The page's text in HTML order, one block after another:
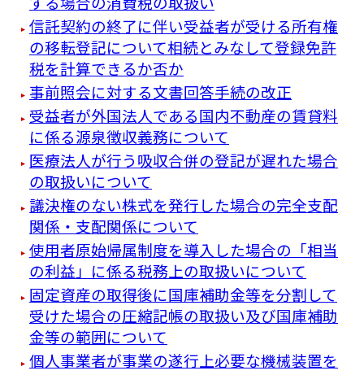
信託契約の終了に伴い受益者が受ける所有権
の移転登記について相続とみなして登録免許
税を計算できるか否か
事前照会に対する文書回答手続の改正
受益者が外国法人である国内不動産の賃貸料
に係る源泉徴収義務について
医療法人が行う吸収合併の登記が遅れた場合
の取扱いについて
議決権のない株式を発行した場合の完全支配
関係・支配関係について
使用者原始帰属制度を導入した場合の「相当
の利益」に係る税務上の取扱いについて
固定資産の取得後に国庫補助金等を分割して
受けた場合の圧縮記帳の取扱い及び国庫補助
金等の範囲について
個人事業者が事業の遂行上必要な機械装置を